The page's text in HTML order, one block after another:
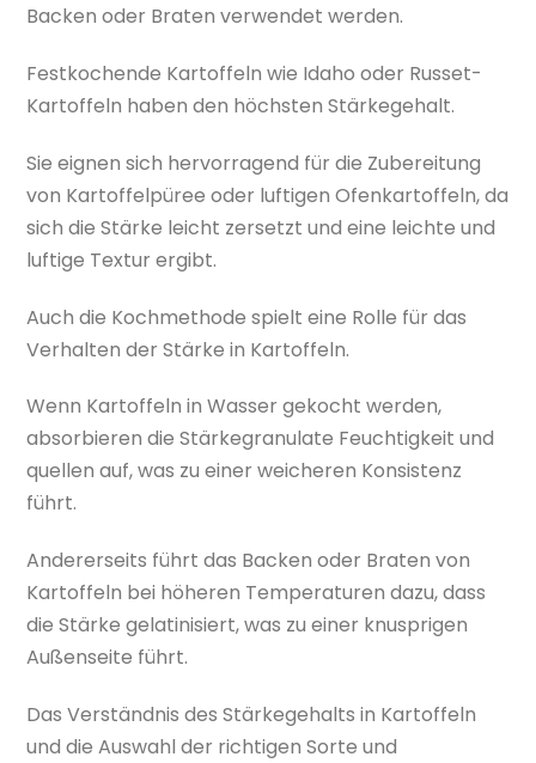
Backen oder Braten verwendet werden.
Festkochende Kartoffeln wie Idaho oder Russet-
Kartoffeln haben den höchsten Stärkegehalt.
Sie eignen sich hervorragend für die Zubereitung
von Kartoffelpüree oder luftigen Ofenkartoffeln, da
sich die Stärke leicht zersetzt und eine leichte und
luftige Textur ergibt.
Auch die Kochmethode spielt eine Rolle für das
Verhalten der Stärke in Kartoffeln.
Wenn Kartoffeln in Wasser gekocht werden,
absorbieren die Stärkegranulate Feuchtigkeit und
quellen auf, was zu einer weicheren Konsistenz
führt.
Andererseits führt das Backen oder Braten von
Kartoffeln bei höheren Temperaturen dazu, dass
die Stärke gelatinisiert, was zu einer knusprigen
Außenseite führt.
Das Verständnis des Stärkegehalts in Kartoffeln
und die Auswahl der richtigen Sorte und